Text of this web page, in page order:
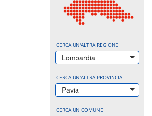
CERCA UN'ALTRA REGIONE
Lombardia
CERCA UN'ALTRA PROVINCIA
Pavia
CERCA UN COMUNE